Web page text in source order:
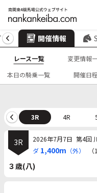
開催情報
レース一覧 変更情報
本日の騎乗一覧
開催日程
3R 4R
3R 2026年7月7日 第4回
ダ 1,400m （外）
３歳(八)